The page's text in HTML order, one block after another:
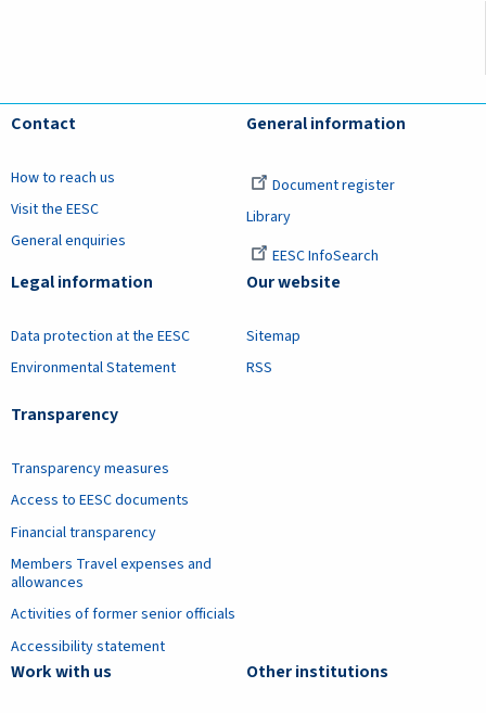
Contact
How to reach us
Visit the EESC
General enquiries
General information
Document register
Library
EESC InfoSearch
Legal information
Data protection at the EESC
Environmental Statement
Transparency
Transparency measures
Access to EESC documents
Financial transparency
Members Travel expenses and
allowances
Activities of former senior officials
Accessibility statement
Our website
Sitemap
RSS
Work with us Other institutions